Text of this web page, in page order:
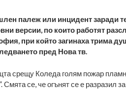
палеж или инцидент заради
версии, по които работят
при който загинаха трима
пред Нова тв.
срещу Коледа голям пожар
Смята се, че огънят се е разразил